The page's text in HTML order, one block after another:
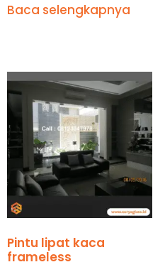
Baca selengkapnya
Pintu lipat kaca
frameless